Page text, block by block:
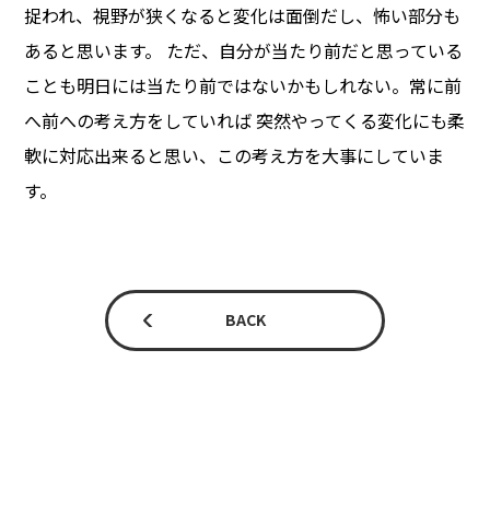
捉われ、視野が狭くなると変化は面倒だし、怖い部分も
あると思います。 ただ、自分が当たり前だと思っている
ことも明日には当たり前ではないかもしれない。常に前
へ前への考え方をしていれば 突然やってくる変化にも柔
軟に対応出来ると思い、この考え方を大事にしていま
す。
BACK